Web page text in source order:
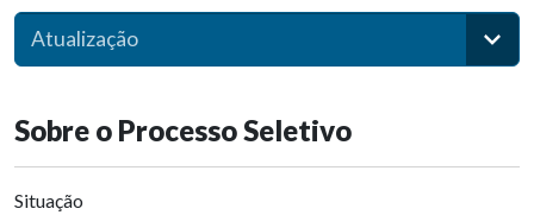
Atualização
Sobre o Processo Seletivo
Situação